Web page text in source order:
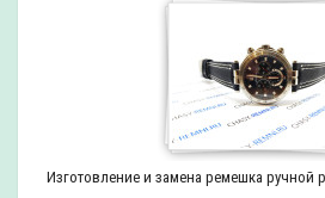
Изготовление и замена ремешка ручной